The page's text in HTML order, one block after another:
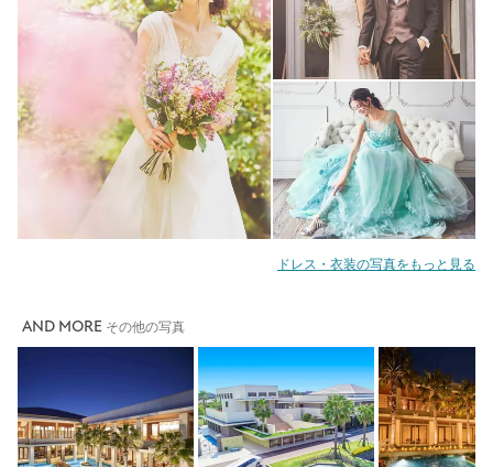
ドレス・衣装の写真をもっと見る
AND MORE その他の写真